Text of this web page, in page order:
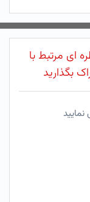
ای مرتبط با
بگذارید